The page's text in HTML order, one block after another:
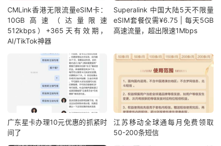
CMLink香港无限流量eSIM卡：
10GB高速（达量限速
512kbps）+365天有效期，
AI/TikTok神器
Superalink 中国大陆5天不限量
eSIM套餐仅需¥6.75 | 每天5GB
高速流量，超出限速1Mbps
广东星卡办理10元优惠的抓紧时
间了
江苏移动全球通每月免费领取
50-200条短信